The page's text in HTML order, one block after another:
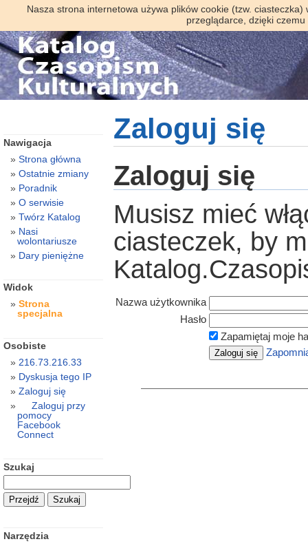
Nasza strona internetowa używa plików cookie (tzw.
przeglądarce, dzięki
Zaloguj się
Zaloguj się
Musisz mieć
ciasteczek, by
Nazwa użytkownika
Hasło
Zapamiętaj moje
Nawigacja
Strona główna
Ostatnie zmiany
Poradnik
O serwisie
Twórz Katalog
Nasi
wolontariusze
Dary pieniężne
Widok
Strona
specjalna
Osobiste
216.73.216.33
Dyskusja tego IP
Zaloguj się
Zaloguj przy
pomocy
Facebook
Connect
Szukaj
Narzędzia